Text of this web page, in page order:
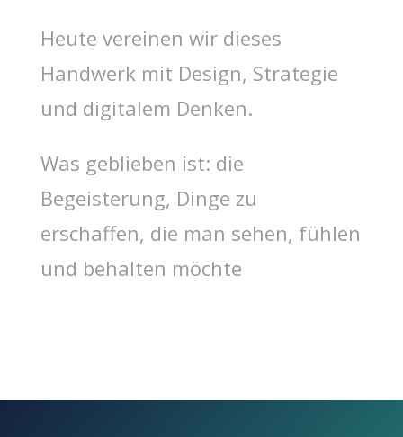
Heute vereinen wir dieses
Handwerk mit Design, Strategie
und digitalem Denken.
Was geblieben ist: die
Begeisterung, Dinge zu
erschaffen, die man sehen, fühlen
und behalten möchte